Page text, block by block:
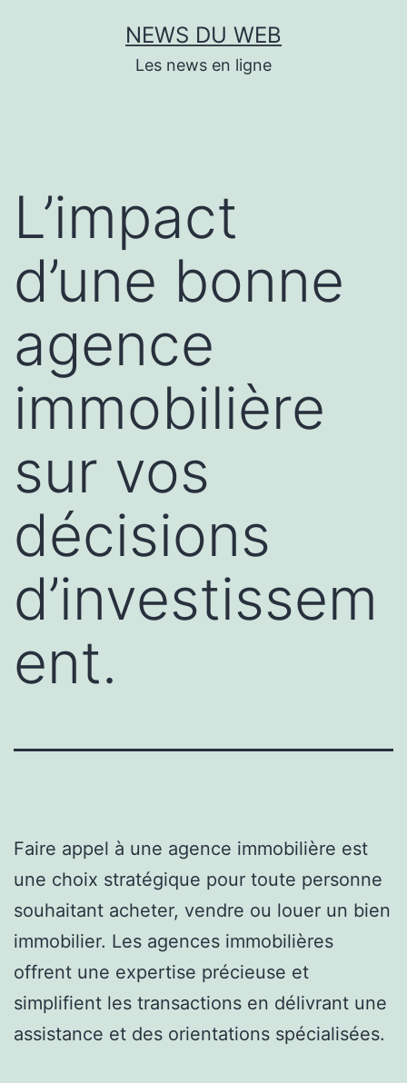
NEWS DU WEB
Les news en ligne
L’impact
d’une bonne
agence
immobilière
sur vos
décisions
d’investissem
ent.
Faire appel à une agence immobilière est
une choix stratégique pour toute personne
souhaitant acheter, vendre ou louer un bien
immobilier. Les agences immobilières
offrent une expertise précieuse et
simplifient les transactions en délivrant une
assistance et des orientations spécialisées.